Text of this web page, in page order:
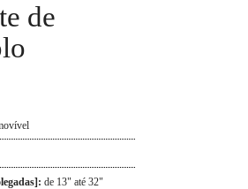
de
de 13" até 32"